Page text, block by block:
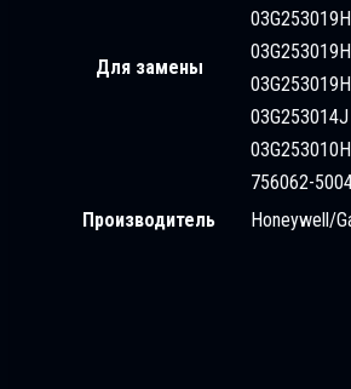
Для замены
03G253019H
03G253014J
03G253010H
756062-
Производитель
Honeywell/